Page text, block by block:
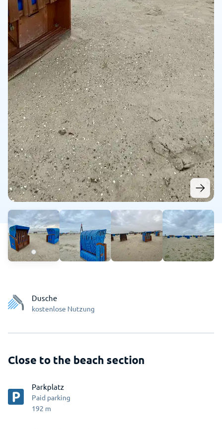
Dusche
kostenlose Nutzung
Close to the beach section
Parkplatz
Paid parking
192 m